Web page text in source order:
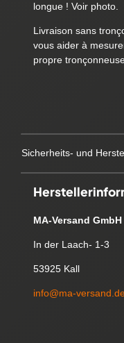
longue ! Voir photo.
Livraison sans
vous aider à
propre
Sicherheits- und
MA-Versand GmbH
In der Laach- 1-3
53925 Kall
info@ma-